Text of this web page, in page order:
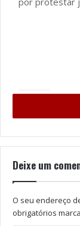
Tags Benfica
Deixe um
O seu endereço
obrigatórios